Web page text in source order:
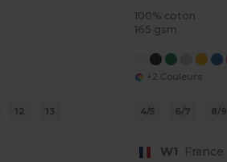
12 13
100% coton
165 gsm
+2 Couleurs
4/5 6/7 8/9
W1 France